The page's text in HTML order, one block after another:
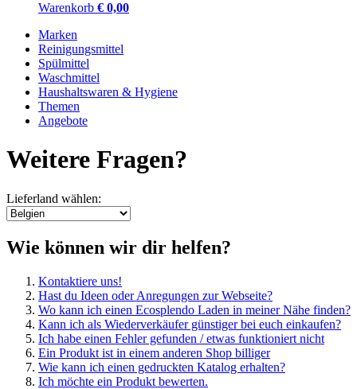
Warenkorb € 0,00
Marken
Reinigungsmittel
Spülmittel
Waschmittel
Haushaltswaren & Hygiene
Themen
Angebote
Weitere Fragen?
Lieferland wählen:
Wie können wir dir helfen?
Kontaktiere uns!
Hast du Ideen oder Anregungen zur Webseite?
Wo kann ich einen Ecosplendo Laden in meiner Nähe finden?
Kann ich als Wiederverkäufer günstiger bei euch einkaufen?
Ich habe einen Fehler gefunden / etwas funktioniert nicht
Ein Produkt ist in einem anderen Shop billiger
Wie kann ich einen gedruckten Katalog erhalten?
Ich möchte ein Produkt bewerten.